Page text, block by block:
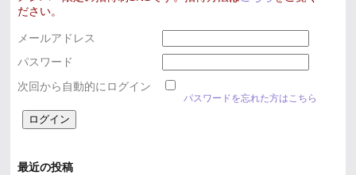
ださい。
メールアドレス
パスワード
次回から自動的にログイン
パスワードを忘れた方はこちら
最近の投稿